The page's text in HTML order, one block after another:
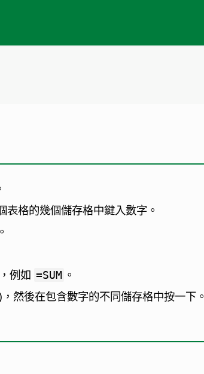
格的幾個儲存格中鍵入數字。
例如 =SUM 。
然後在包含數字的不同儲存格中按一下。